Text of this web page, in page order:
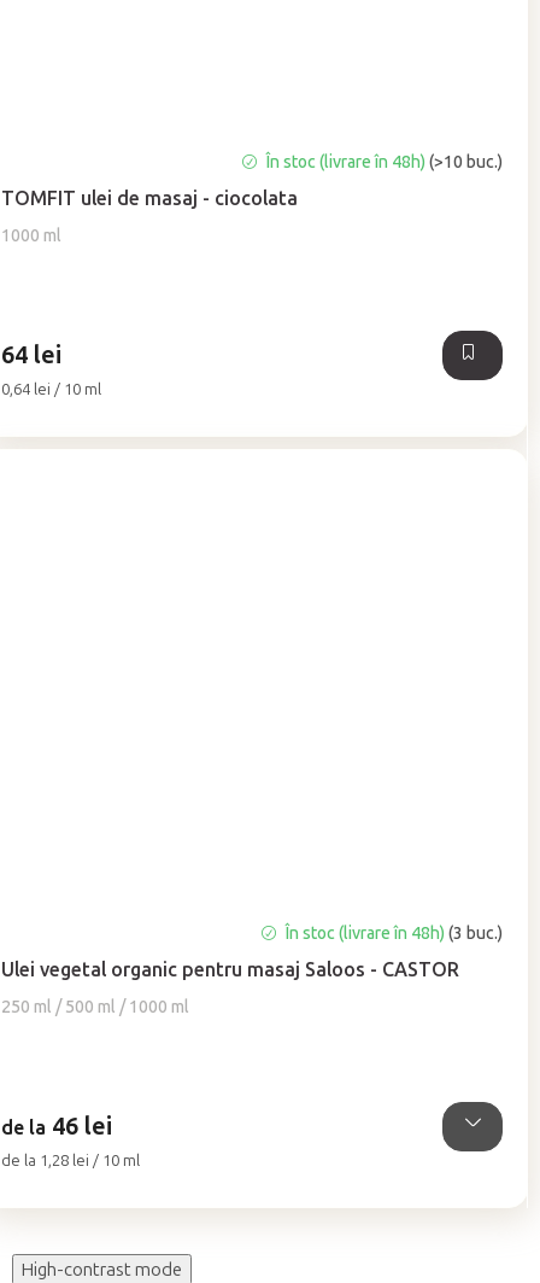
TOMFIT ulei de masaj - ciocolata
1000 ml
a
produsului
stele.
În stoc (livrare în 48h)(>10 buc.)
64 lei
Evaluare
0,64 lei / 10 ml
Ulei vegetal organic pentru masaj Saloos - CASTOR
250 ml / 500 ml / 1000 ml
medie
a
produsului
stele.
În stoc (livrare în 48h)(3 buc.)
de la 46 lei
Evaluare
de la 1,28 lei / 10 ml
High-contrast mode